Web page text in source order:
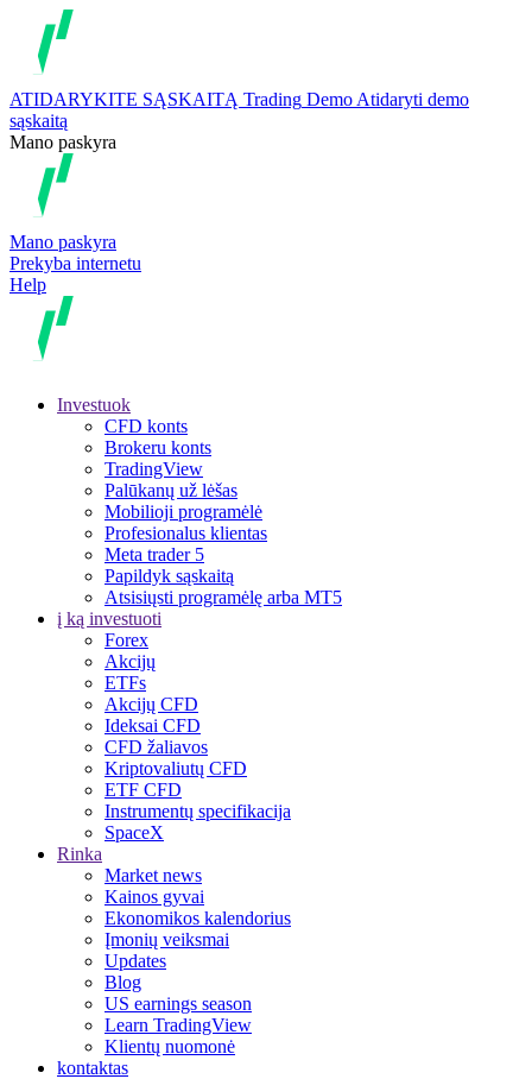
ATIDARYKITE SĄSKAITĄ Trading Demo Atidaryti demo
sąskaitą
Mano paskyra
Mano paskyra
Prekyba internetu
Help
Investuok
CFD konts
Brokeru konts
TradingView
Palūkanų už lėšas
Mobilioji programėlė
Profesionalus klientas
Meta trader 5
Papildyk sąskaitą
Atsisiųsti programėlę arba MT5
į ką investuoti
Forex
Akcijų
ETFs
Akcijų CFD
Ideksai CFD
CFD žaliavos
Kriptovaliutų CFD
ETF CFD
Instrumentų specifikacija
SpaceX
Rinka
Market news
Kainos gyvai
Ekonomikos kalendorius
Įmonių veiksmai
Updates
Blog
US earnings season
Learn TradingView
Klientų nuomonė
kontaktas